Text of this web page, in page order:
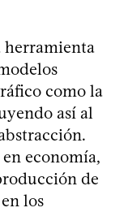
herramienta
como la
así al
economía,
de
los